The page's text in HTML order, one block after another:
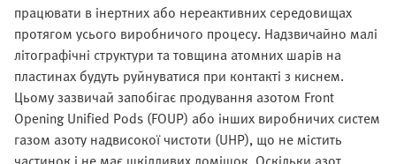
працювати в інертних або нереактивних середовищах
протягом усього виробничого процесу. Надзвичайно малі
літографічні структури та товщина атомних шарів на
пластинах будуть руйнуватися при контакті з киснем.
Цьому зазвичай запобігає продування азотом Front
Opening Unified Pods (FOUP) або інших виробничих систем
газом азоту надвисокої чистоти (UHP), що не містить